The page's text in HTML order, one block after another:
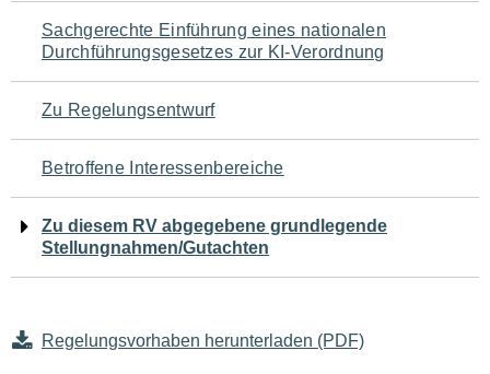
Navigation
für
den
Seiteninhalt
Sachgerechte Einführung eines nationalen
Durchführungsgesetzes zur KI-Verordnung
Zu Regelungsentwurf
Betroffene Interessenbereiche
Zu diesem RV abgegebene grundlegende
Stellungnahmen/Gutachten
Regelungsvorhaben herunterladen (PDF)